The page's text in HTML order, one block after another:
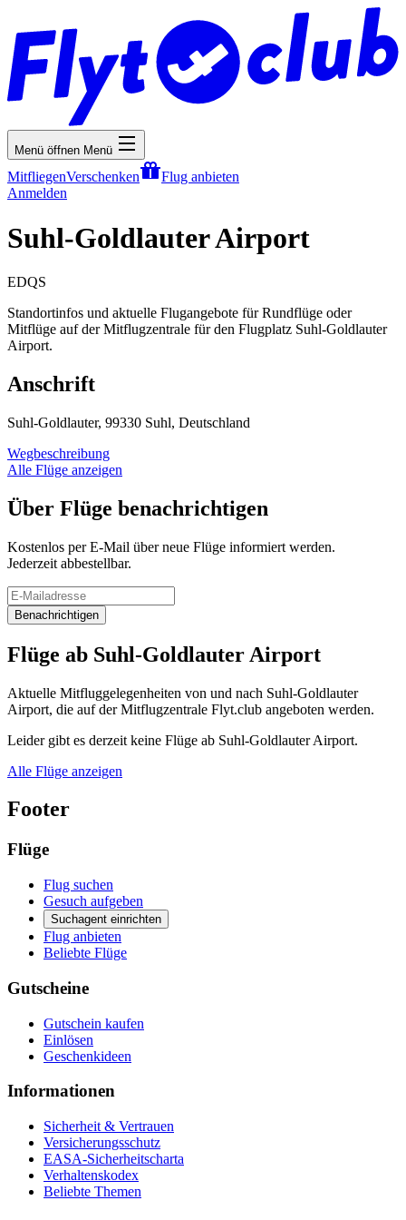
Menü öffnen Menü
MitfliegenVerschenken
Flug anbieten
Anmelden
Suhl-Goldlauter Airport
EDQS
Standortinfos und aktuelle Flugangebote für Rundflüge oder
Mitflüge auf der Mitflugzentrale für den Flugplatz Suhl-Goldlauter
Airport.
Anschrift
Suhl-Goldlauter, 99330 Suhl, Deutschland
Wegbeschreibung
Alle Flüge anzeigen
Über Flüge benachrichtigen
Kostenlos per E-Mail über neue Flüge informiert werden.
Jederzeit abbestellbar.
Benachrichtigen
Flüge ab Suhl-Goldlauter Airport
Aktuelle Mitfluggelegenheiten von und nach Suhl-Goldlauter
Airport, die auf der Mitflugzentrale Flyt.club angeboten werden.
Leider gibt es derzeit keine Flüge ab Suhl-Goldlauter Airport.
Alle Flüge anzeigen
Footer
Flüge
Flug suchen
Gesuch aufgeben
Suchagent einrichten
Flug anbieten
Beliebte Flüge
Gutscheine
Gutschein kaufen
Einlösen
Geschenkideen
Informationen
Sicherheit & Vertrauen
Versicherungsschutz
EASA-Sicherheitscharta
Verhaltenskodex
Beliebte Themen